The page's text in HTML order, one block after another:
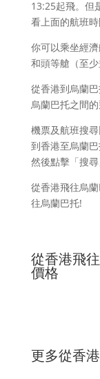
13:25起飛。但
看上面的航班
你可以乘坐經
和頭等艙（至少
從香港到烏蘭
烏蘭巴托之間
機票及航班搜
到香港至烏蘭
然後點擊「搜
從香港飛往烏
往烏蘭巴托!
從香港飛
價格
更多從香